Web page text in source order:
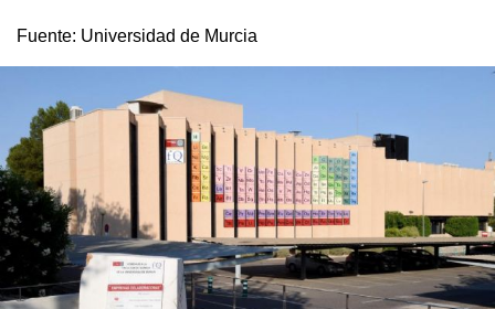
Fuente: Universidad de Murcia